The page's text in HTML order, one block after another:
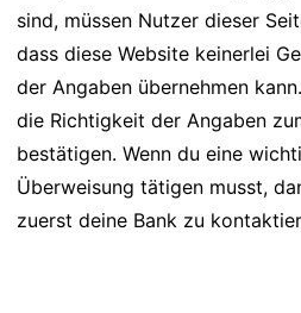
sind, müssen Nutzer dieser
dass diese Website keinerlei
der Angaben übernehmen
die Richtigkeit der Angaben
bestätigen. Wenn du eine
Überweisung tätigen musst,
zuerst deine Bank zu